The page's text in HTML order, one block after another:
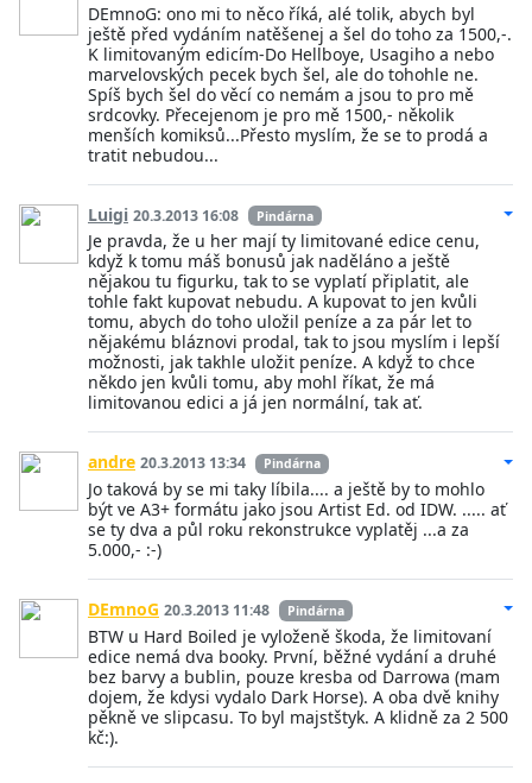
DEmnoG: ono mi to něco říká, alé tolik, abych byl
ještě před vydáním natěšenej a šel do toho za 1500,-.
K limitovaným edicím-Do Hellboye, Usagiho a nebo
marvelovských pecek bych šel, ale do tohohle ne.
Spíš bych šel do věcí co nemám a jsou to pro mě
srdcovky. Přecejenom je pro mě 1500,- několik
menších komiksů...Přesto myslím, že se to prodá a
tratit nebudou...
Luigi 20.3.2013 16:08 Pindárna
Je pravda, že u her mají ty limitované edice cenu,
když k tomu máš bonusů jak naděláno a ještě
nějakou tu figurku, tak to se vyplatí připlatit, ale
tohle fakt kupovat nebudu. A kupovat to jen kvůli
tomu, abych do toho uložil peníze a za pár let to
nějakému bláznovi prodal, tak to jsou myslím i lepší
možnosti, jak takhle uložit peníze. A když to chce
někdo jen kvůli tomu, aby mohl říkat, že má
limitovanou edici a já jen normální, tak ať.
andre 20.3.2013 13:34 Pindárna
Jo taková by se mi taky líbila.... a ještě by to mohlo
být ve A3+ formátu jako jsou Artist Ed. od IDW. ..... ať
se ty dva a půl roku rekonstrukce vyplatěj ...a za
5.000,- :-)
DEmnoG 20.3.2013 11:48 Pindárna
BTW u Hard Boiled je vyloženě škoda, že limitovaní
edice nemá dva booky. První, běžné vydání a druhé
bez barvy a bublin, pouze kresba od Darrowa (mam
dojem, že kdysi vydalo Dark Horse). A oba dvě knihy
pěkně ve slipcasu. To byl majstštyk. A klidně za 2 500
kč:).